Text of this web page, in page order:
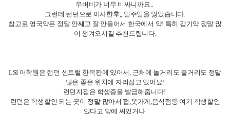
우버비가 너무 비싸니까요..
그런데 런던으로 이사한후,, 일주일을 앓았습니다.
참고로 영국약은 정말 안쎄고 잘 안들어서 한국에서 약! 특히 감기약 정말 많
이 챙겨오시길 추천드립니다.